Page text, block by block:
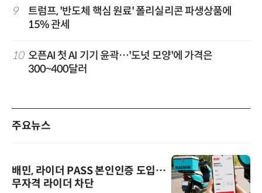
9
트럼프, '반도체 핵심 원료' 폴리실리콘 파생상품에
15% 관세
10 오픈AI 첫 AI 기기 윤곽…'도넛 모양'에 가격은
300~400달러
주요뉴스
배민, 라이더 PASS 본인인증 도입…
무자격 라이더 차단